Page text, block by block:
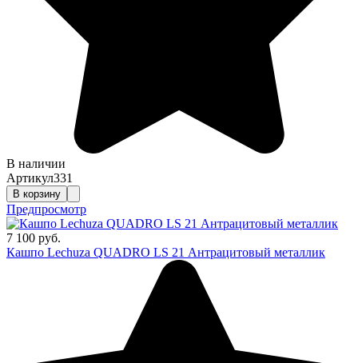
В наличии
Артикул331
В корзину
Предпросмотр
7 100 руб.
Кашпо Lechuza QUADRO LS 21 Антрацитовый металлик